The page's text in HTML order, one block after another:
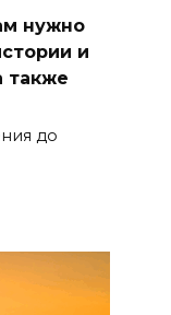
нужно
и
также
до